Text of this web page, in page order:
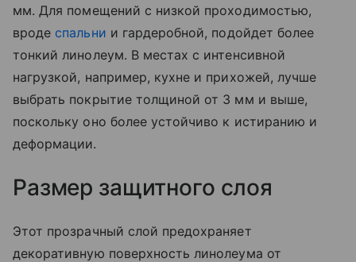
мм. Для помещений с низкой проходимостью,
вроде спальни и гардеробной, подойдет более
тонкий линолеум. В местах с интенсивной
нагрузкой, например, кухне и прихожей, лучше
выбрать покрытие толщиной от 3 мм и выше,
поскольку оно более устойчиво к истиранию и
деформации.
Размер защитного слоя
Этот прозрачный слой предохраняет
декоративную поверхность линолеума от